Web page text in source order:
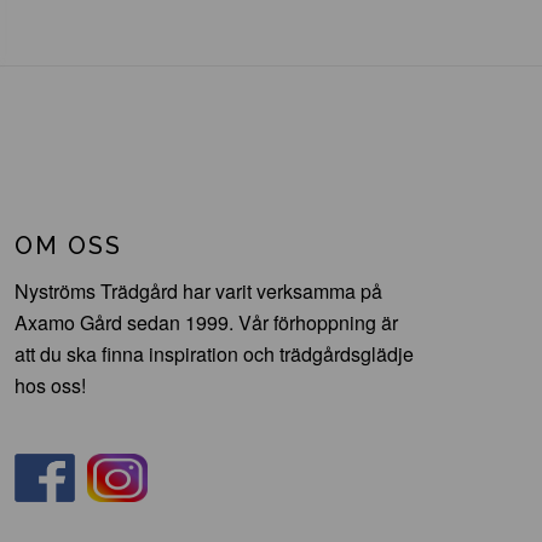
OM OSS
Nyströms Trädgård har varit verksamma på
Axamo Gård sedan 1999. Vår förhoppning är
att du ska finna inspiration och trädgårdsglädje
hos oss!